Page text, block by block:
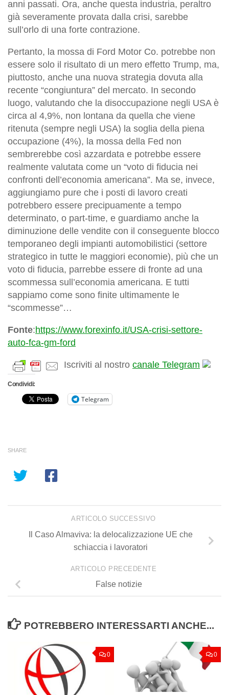
anni passati. Ora, anche questa industria, peraltro
già severamente provata dalla crisi, sarebbe
sull’orlo di una forte contrazione.
Pertanto, la mossa di Ford Motor Co. potrebbe non
essere solo il risultato di un mero effetto Trump, ma,
piuttosto, anche una nuova strategia dovuta alla
recente “congiuntura” del mercato. In secondo
luogo, valutando che la disoccupazione negli USA è
circa al 4,9%, non lontana da quella che viene
ritenuta (sempre negli USA) la soglia della piena
occupazione (4%), la mossa della Fed non
sembrerebbe così azzardata e potrebbe essere
realmente valutata come un “voto di fiducia nei
confronti dell’economia americana”. Ma se, invece,
aggiungiamo pure che i posti di lavoro creati
potrebbero essere precipuamente a tempo
determinato, o part-time, e guardiamo anche la
diminuzione delle vendite con il conseguente blocco
temporaneo degli impianti automobilistici (settore
strategico in tutte le maggiori economie), più che un
voto di fiducia, parrebbe essere di fronte ad una
scommessa sull’economia americana. E tutti
sappiamo come sono finite ultimamente le
“scommesse”…
Fonte:https://www.forexinfo.it/USA-crisi-settore-
auto-fca-gm-ford
Iscriviti al nostro canale Telegram
Condividi:
Telegram
SHARE
ARTICOLO SUCCESSIVO
Il Caso Almaviva: la delocalizzazione UE che
schiaccia i lavoratori
ARTICOLO PRECEDENTE
False notizie
POTREBBERO INTERESSARTI ANCHE...
0 0